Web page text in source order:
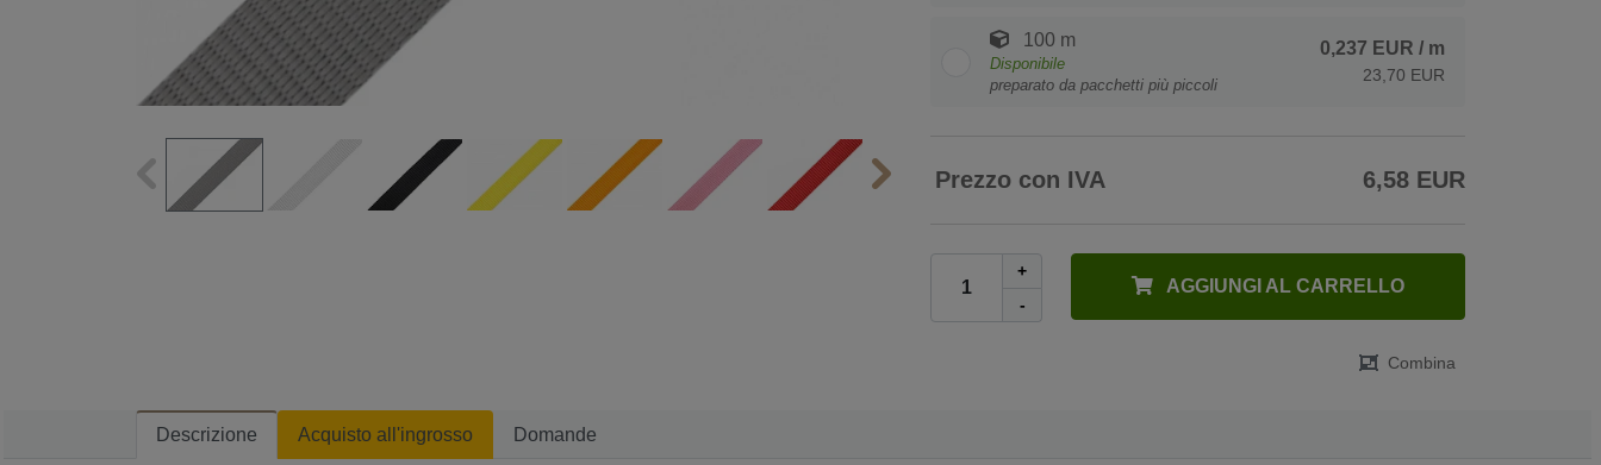
100 m
Disponibile
preparato da pacchetti più piccoli
0,237 EUR / m
23,70 EUR
Prezzo con IVA 6,58 EUR
+
-
AGGIUNGI AL CARRELLO
Combina
Descrizione Acquisto all'ingrosso Domande